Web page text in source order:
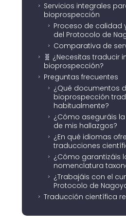
5
Servicios integrales
bioprospección
5
Proceso de calidad
del Protocolo de
5 Comparativa de
5
🧬 ¿Necesitas traducir
bioprospección?
5 Preguntas frecuentes
5
¿Qué documentos
bioprospección
habitualmente?
5
¿Cómo aseguráis
de mis hallazgos?
5
¿En qué idiomas
traducciones
5
¿Cómo garantizáis
nomenclatura
5
¿Trabajáis con el
Protocolo de
5 Traducción científica